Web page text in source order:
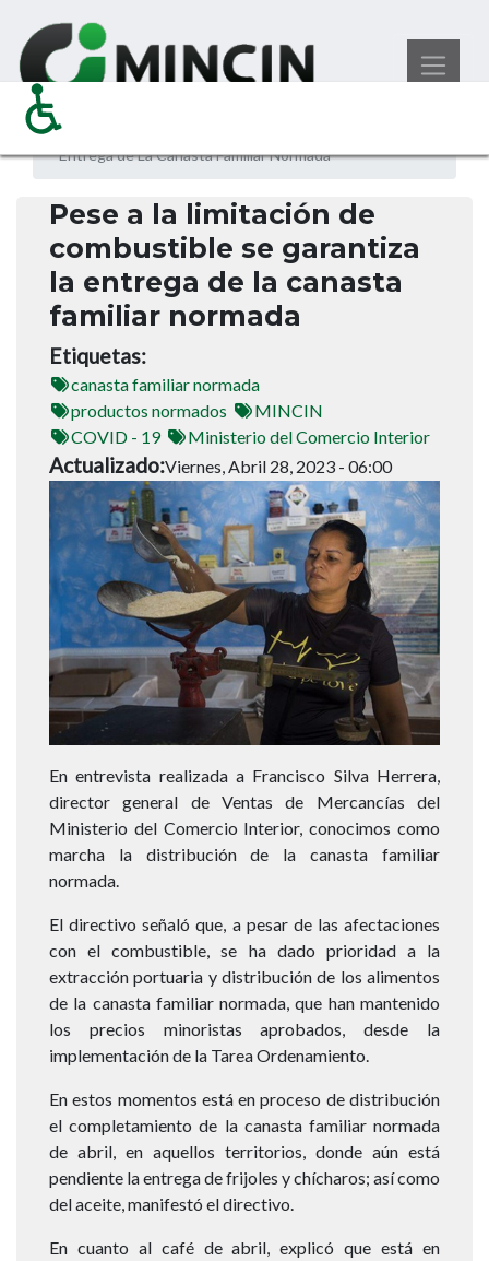
Entrega de La Canasta Familiar Normada
Pese a la limitación de
combustible se garantiza
la entrega de la canasta
familiar normada
Etiquetas
canasta familiar normada
productos normados
MINCIN
COVID - 19
Ministerio del Comercio Interior
Actualizado Viernes, Abril 28, 2023 - 06:00
En entrevista realizada a Francisco Silva Herrera,
director general de Ventas de Mercancías del
Ministerio del Comercio Interior, conocimos como
marcha la distribución de la canasta familiar
normada.
El directivo señaló que, a pesar de las afectaciones
con el combustible, se ha dado prioridad a la
extracción portuaria y distribución de los alimentos
de la canasta familiar normada, que han mantenido
los precios minoristas aprobados, desde la
implementación de la Tarea Ordenamiento.
En estos momentos está en proceso de distribución
el completamiento de la canasta familiar normada
de abril, en aquellos territorios, donde aún está
pendiente la entrega de frijoles y chícharos; así como
del aceite, manifestó el directivo.
En cuanto al café de abril, explicó que está en